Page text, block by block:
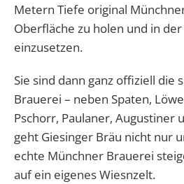
Metern Tiefe original
Oberfläche zu holen und in
einzusetzen.
Sie sind dann ganz offiziell die
Brauerei – neben Spaten,
Pschorr, Paulaner, Augustiner
geht Giesinger Bräu nicht nur
echte Münchner Brauerei
auf ein eigenes Wiesnzelt.